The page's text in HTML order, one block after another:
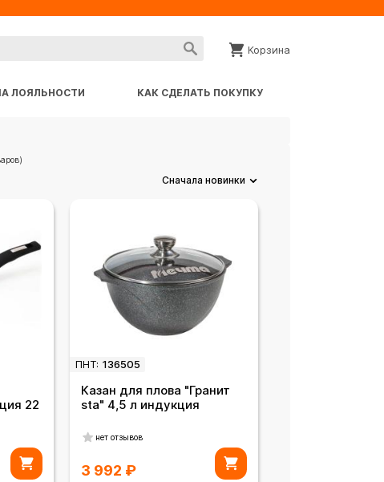
Корзина
ЛОЯЛЬНОСТИ КАК СДЕЛАТЬ ПОКУПКУ
Сначала новинки
22
ПНТ: 136505
Казан для плова "Гранит
sta" 4,5 л индукция
нет отзывов
3 992 ₽